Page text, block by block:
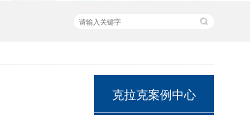
克拉克案例中心